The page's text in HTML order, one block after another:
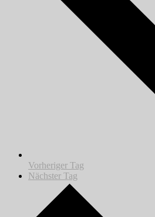
Vorheriger Tag
Nächster Tag